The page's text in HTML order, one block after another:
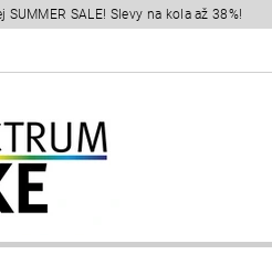
SALE! Slevy na kola až 38%!